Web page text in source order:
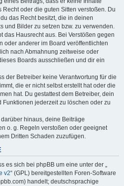
oder die guten Sitten verstoßen. Du
das Recht besitzt, die in deinen
und Bilder zu setzen bzw. zu verwenden.
das Hausrecht aus. Bei Verstößen gegen
oder anderer im Board veröffentlichten
nach Abmahnung zeitweise oder
Boards ausschließen und dir ein
der Betreiber keine Verantwortung für die
die er nicht selbst erstellt hat oder die
hat. Du gestattest dem Betreiber, dein
Funktionen jederzeit zu löschen oder zu
hinaus, deine Beiträge
o. g. Regeln verstoßen oder geeignet
Dritten Schaden zuzufügen.
es sich bei phpBB um eine unter der „
v2“ (GPL) bereitgestellten Foren-Software
handelt; deutschsprachige